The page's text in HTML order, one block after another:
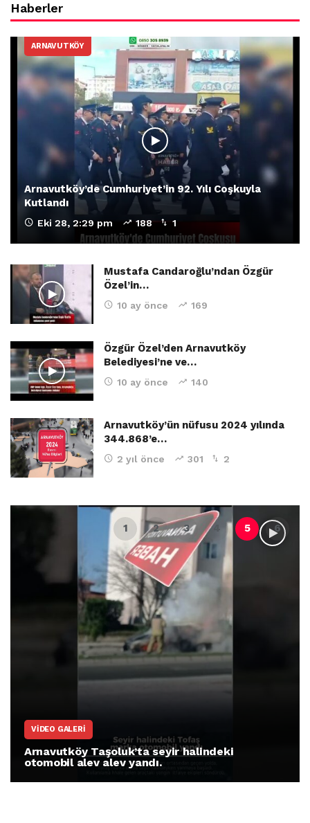
Haberler
ARNAVUTKÖY
Arnavutköy’de Cumhuriyet’in 92. Yılı Coşkuyla
Kutlandı
Eki 28, 2:29 pm 188 1
Mustafa Candaroğlu’ndan Özgür
Özel’in…
10 ay önce 169
Özgür Özel’den Arnavutköy
Belediyesi’ne ve…
10 ay önce 140
Arnavutköy’ün nüfusu 2024 yılında
344.868’e…
2 yıl önce 301 2
ARNAVUTKÖY
Arnavutköy İmrahor Mahallesi sakinleri
protesto gösterisi düzenledi